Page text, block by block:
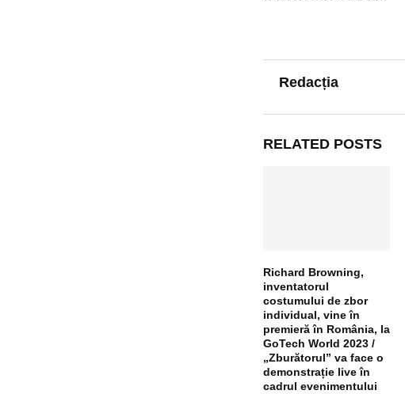
Redacția
RELATED POSTS
Richard Browning,
inventatorul
costumului de zbor
individual, vine în
premieră în România, la
GoTech World 2023 /
„Zburătorul” va face o
demonstrație live în
cadrul evenimentului